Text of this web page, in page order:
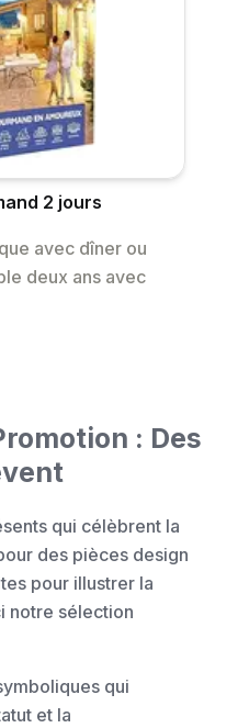
2 jours
avec dîner ou
deux ans avec
: Des
qui célèbrent la
des pièces design
pour illustrer la
notre sélection
qui
et la